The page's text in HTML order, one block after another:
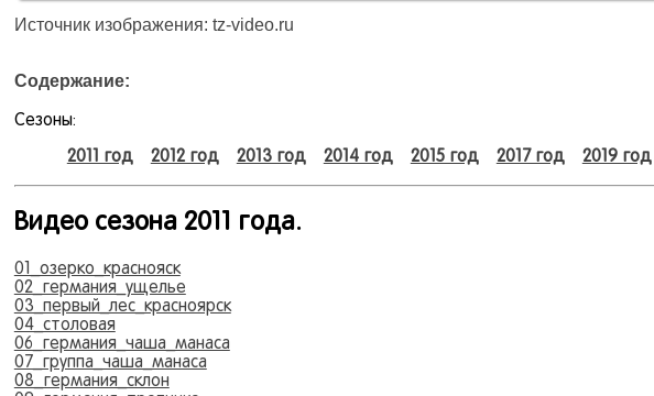
Источник изображения: tz-video.ru
Содержание:
Сезоны:
2011 год 2012 год 2013 год 2014 год 2015 год 2017 год 2019 год
Видео сезона 2011 года.
01_озерко_краснояск
02_германия_ущелье
03_первый_лес_красноярск
04_столовая
06_германия_чаша_манаса
07_группа_чаша_манаса
08_германия_склон